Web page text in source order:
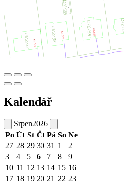
Kalendář
Srpen2026
Po Út St Čt Pá So Ne
27 28 29 30 31 1
2
3
4 5 6 7 8
9
10 11 12 13 14 15 16
17 18 19 20 21 22 23